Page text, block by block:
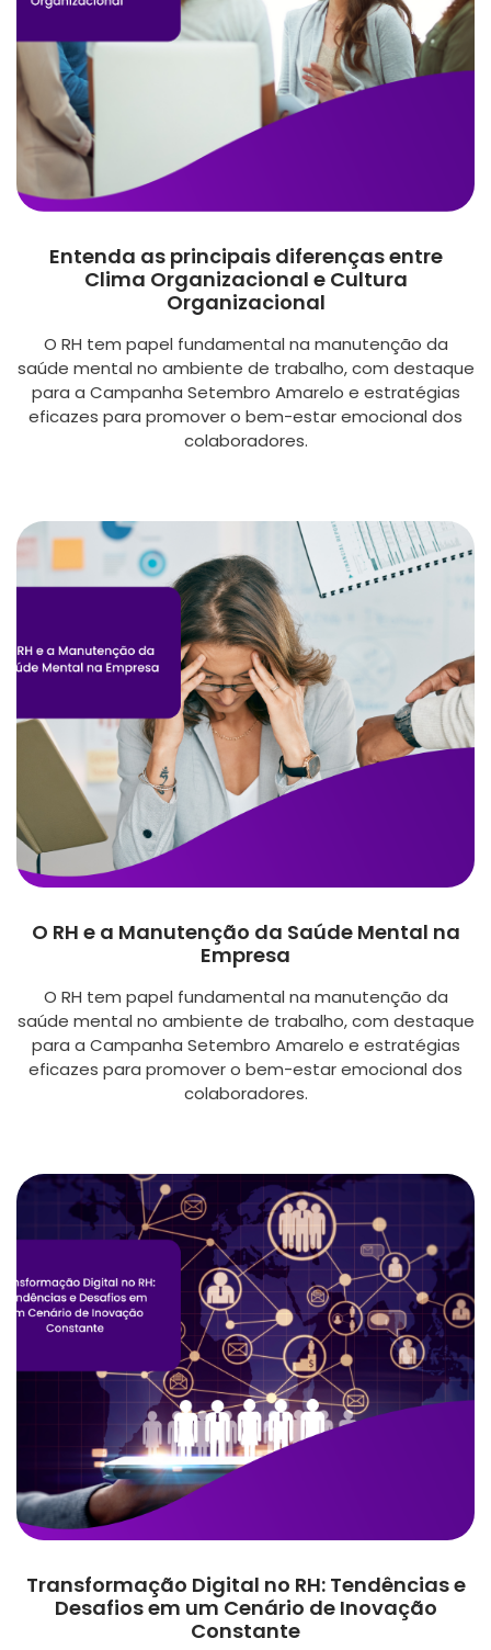
Entenda as principais diferenças entre
Clima Organizacional e Cultura
Organizacional
O RH tem papel fundamental na manutenção da
saúde mental no ambiente de trabalho, com destaque
para a Campanha Setembro Amarelo e estratégias
eficazes para promover o bem-estar emocional dos
colaboradores.
O RH e a Manutenção da Saúde Mental na
Empresa
O RH tem papel fundamental na manutenção da
saúde mental no ambiente de trabalho, com destaque
para a Campanha Setembro Amarelo e estratégias
eficazes para promover o bem-estar emocional dos
colaboradores.
Transformação Digital no RH: Tendências e
Desafios em um Cenário de Inovação
Constante